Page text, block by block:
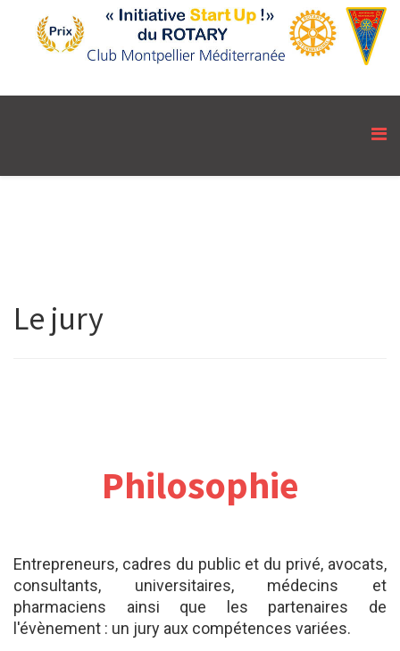
Le jury
Philosophie
Entrepreneurs, cadres du public et du privé, avocats,
consultants, universitaires, médecins et
pharmaciens ainsi que les partenaires de
l'évènement : un jury aux compétences variées.